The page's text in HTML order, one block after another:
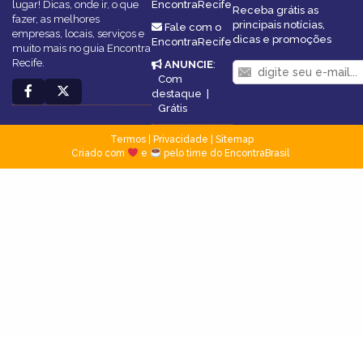
lugar! Dicas, onde ir, o que
fazer, as melhores
empresas, locais, serviços e
muito mais no guia Encontra
Recife.
EncontraRecife
Fale com o
EncontraRecife
ANUNCIE:
Com
destaque |
Grátis
Receba grátis as
principais notícias,
dicas e promoções
Termos| Privacidade
Sitemap
Criado com
e pelo time do EncontraBrasil